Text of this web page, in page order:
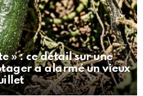
» : ce détail sur une
a alarmé un vieux